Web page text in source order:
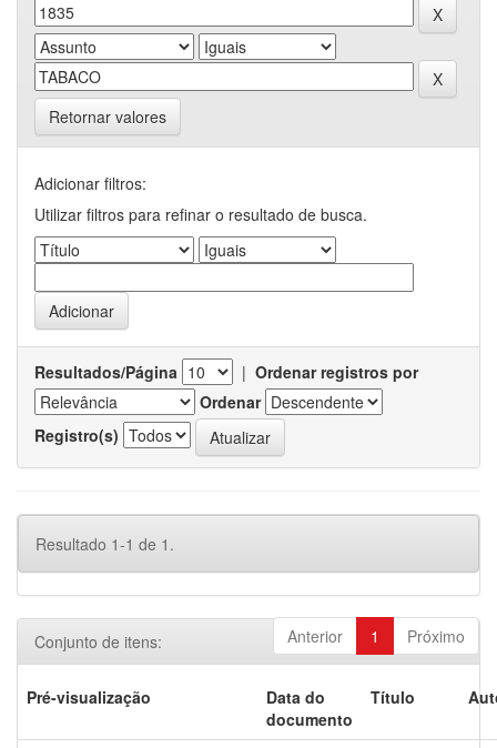
Retornar valores
Adicionar filtros:
Utilizar filtros para refinar o resultado de busca.
Resultados/Página | Ordenar registros por
Ordenar
Registro(s)
Resultado 1-1 de 1.
Anterior 1 Próximo
Conjunto de itens:
Pré-visualização
Data do
documento
Título